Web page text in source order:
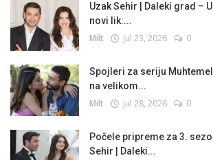
Uzak Sehir | Daleki grad –
novi lik:...
Milt Jul 23, 2026 0
Spojleri za seriju
na velikom...
Milt Jul 28, 2026 0
Počele pripreme za 3.
Sehir | Daleki...